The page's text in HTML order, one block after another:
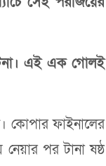
এই এক গোলই
কোপার ফাইনালের
পর টানা ষষ্ঠ